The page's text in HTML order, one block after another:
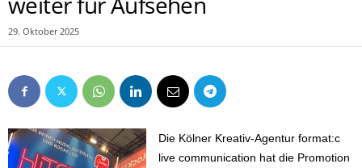
29. Oktober 2025
Die Kölner Kreativ-Agentur format:c
live communication hat die Promotion